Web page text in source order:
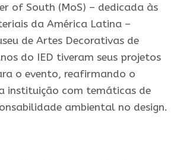
of South (MoS) – dedicada às
da América Latina –
de Artes Decorativas de
do IED tiveram seus projetos
o evento, reafirmando o
instituição com temáticas de
ambiental no design.